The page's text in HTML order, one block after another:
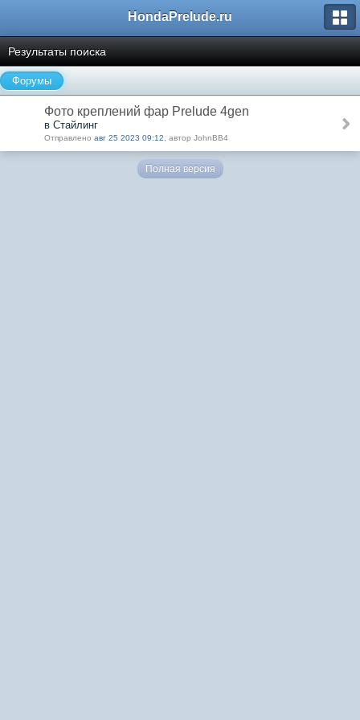
HondaPrelude.ru
Результаты поиска
Форумы
Фото креплений фар Prelude 4gen
в Стайлинг
Отправлено авг 25 2023 09:12 , автор JohnBB4
Полная версия